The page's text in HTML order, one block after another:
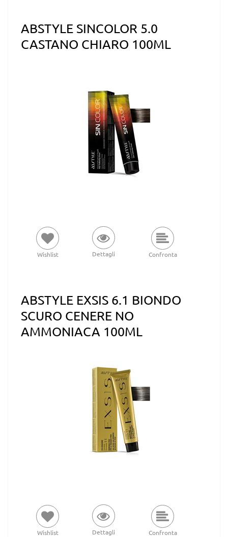
ABSTYLE SINCOLOR 5.0
CASTANO CHIARO 100ML
Wishlist Dettagli Confronta
ABSTYLE EXSIS 6.1 BIONDO
SCURO CENERE NO
AMMONIACA 100ML
Wishlist Dettagli Confronta